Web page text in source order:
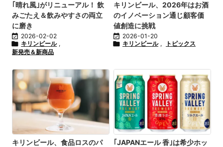
｢晴れ風｣がリニューアル！ 飲
みごたえ＆飲みやすさの両立
に磨き
 2026-02-02
 キリンビール ,
新発売＆新商品
キリンビール、2026年はお酒
のイノベーション通じ顧客価
値創造に挑戦
 2026-01-20
 キリンビール , トピックス
キリンビール、食品ロスのパ
｢JAPANエール 香｣は希少ホッ